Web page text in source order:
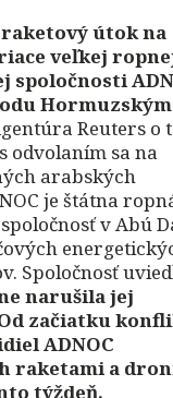
útok na
veľkej
spoločnosti
Hormuzským
Reuters o
odvolaním sa na
arabských
je štátna
v Abú
Spoločnosť
narušila jej
začiatku
ADNOC
raketami a
týždeň.